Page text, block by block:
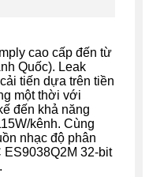
cao cấp đến từ
Quốc). Leak
tiến dựa trên tiền
một thời với
đến khả năng
kênh. Cùng
nhạc độ phân
32-bit